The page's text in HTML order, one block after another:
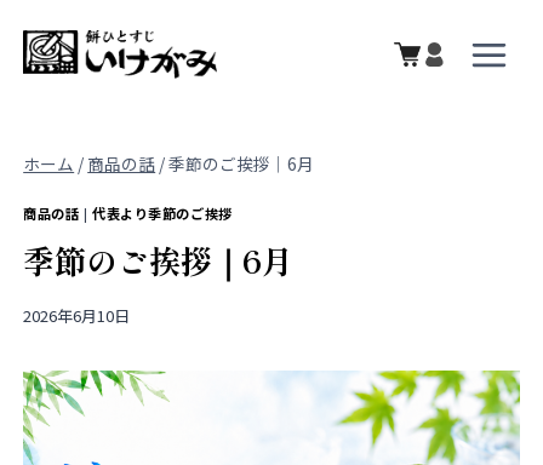
ホーム / 商品の話 /季節のご挨拶｜6月
商品の話 |代表より季節のご挨拶
季節のご挨拶｜6月
2026年6月10日